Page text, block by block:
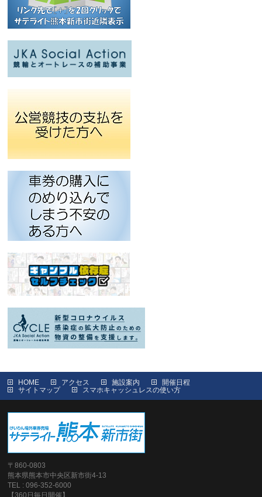
HOME アクセス 施設案内
開催日程
サイトマップ
スマホキャッシュレスの使い方
〒860-0803
熊本県熊本市中央区新市街4-13
TEL : 096-352-6000
【360日毎日開催】